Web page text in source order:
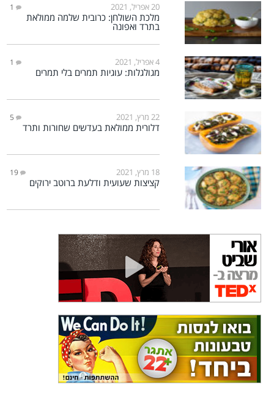
20 אפריל, 2021 1
מלכת השולחן: כרובית שלמה ממולאת
בתרד ואפונה
4 אפריל, 2021 1
מגולגלות: עוגיות תמרים בלי תמרים
22 מרץ, 2021 5
דלורית ממולאת בעדשים שחורות ותרד
18 מרץ, 2021 19
קציצות שעועית ודלעת ברוטב ירוקים